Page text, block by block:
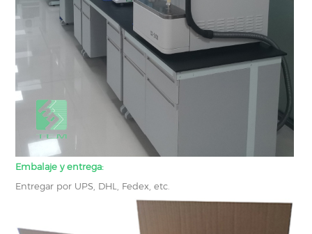
Embalaje y entrega:
Entregar por UPS, DHL, Fedex, etc.